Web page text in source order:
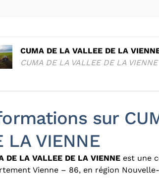
CUMA DE LA VALLEE DE LA
CUMA DE LA VALLEE DE LA VIENNE
sur
LA VIENNE
DE LA VALLEE DE LA VIENNE est une
Vienne – 86, en région